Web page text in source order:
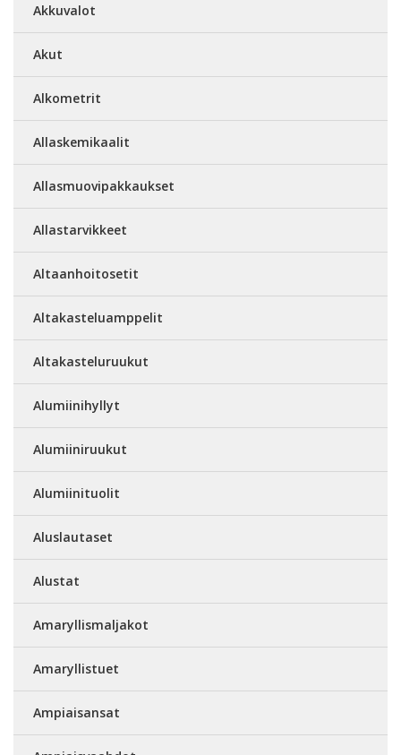
Akkuvalot
Akut
Alkometrit
Allaskemikaalit
Allasmuovipakkaukset
Allastarvikkeet
Altaanhoitosetit
Altakasteluamppelit
Altakasteluruukut
Alumiinihyllyt
Alumiiniruukut
Alumiinituolit
Aluslautaset
Alustat
Amaryllismaljakot
Amaryllistuet
Ampiaisansat